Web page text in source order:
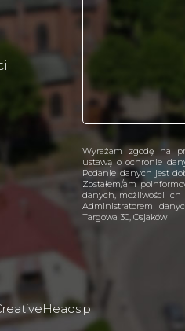
Wyrażam zgodę na
ustawą o ochronie
Podanie danych jest
Zostałem/am
danych, możliwości ich
Administratorem
Targowa 30, Osjaków